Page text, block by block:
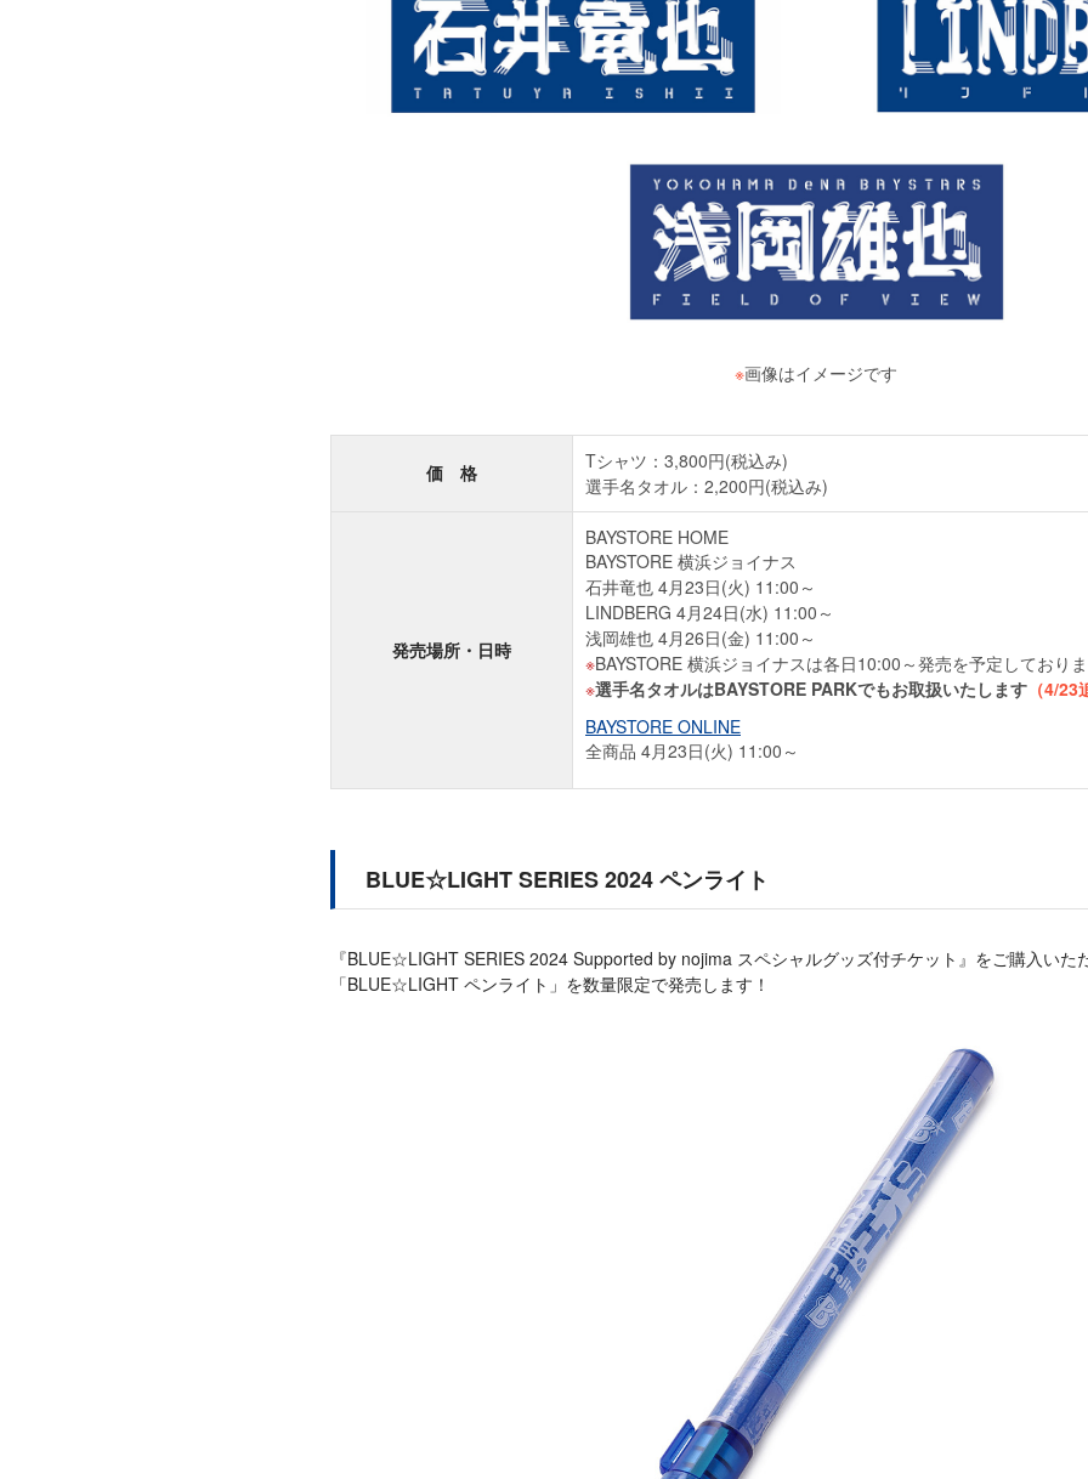
※画像はイメージです
価 格
Tシャツ：3,800円(税込み)
選手名タオル：2,200円(税込み)
発売場所・日時
BAYSTORE HOME
BAYSTORE 横浜ジョイナス
石井竜也 4月23日(火) 11:00～
LINDBERG 4月24日(水) 11:00～
浅岡雄也 4月26日(金) 11:00～
BAYSTORE 横浜ジョイナスは各日10:00～発売を予定しており
選手名タオルはBAYSTORE PARKでもお取扱いたします （4/
BAYSTORE ONLINE
全商品 4月23日(火) 11:00～
BLUE☆LIGHT SERIES 2024 ペンライト
『BLUE☆LIGHT SERIES 2024 Supported by nojima スペシャルグッズ付チケット』をご購入いた
「BLUE☆LIGHT ペンライト」を数量限定で発売します！